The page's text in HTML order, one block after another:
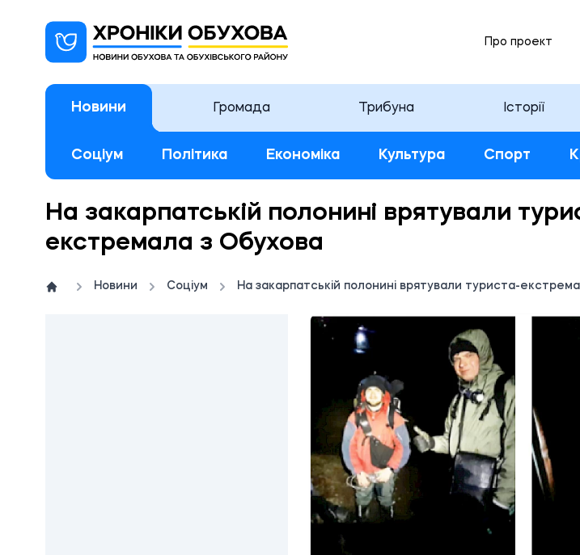
Про проект
Новини Громада Трибуна Історії
Соціум Політика Економіка Культура Спорт
На закарпатській полонині врятували
екстремала з Обухова
Новини Соціум На закарпатській полонині врятували туриста-